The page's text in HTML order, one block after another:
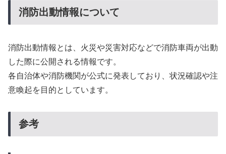
消防出動情報について
消防出動情報とは、火災や災害対応などで消防車両が出動
した際に公開される情報です。
各自治体や消防機関が公式に発表しており、状況確認や注
意喚起を目的としています。
参考